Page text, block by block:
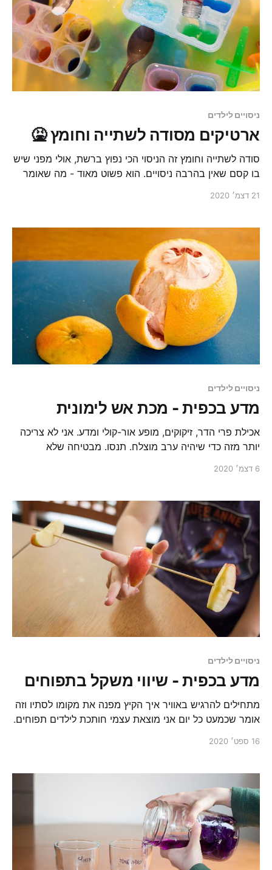
ניסויים לילדים
ארטיקים מסודה לשתייה וחומץ 🤮
סודה לשתייה וחומץ זה הניסוי הכי נפוץ ברשת, אולי מפני שיש
בו קסם שאין בהרבה ניסויים. הוא פשוט מאוד - מה שאומר
21 דצמ׳ 2020
ניסויים לילדים
מדע בכפית - מכת אש לימונית
אכילת פרי הדר, זיקוקים, מופע אור-קולי ומדע. אני לא צריכה
יותר מזה כדי שיהיה ערב מוצלח. תנסו. מבטיחה שלא
6 דצמ׳ 2020
ניסויים לילדים
מדע בכפית - שיווי משקל בתפוחים
מתחילים להרגיש באוויר איך הקיץ מפנה את מקומו לסתיו וזה
אומר שכמעט כל יום אני מוצאת עצמי חותכת לילדים תפוחים.
אפשר לשחק איתם משחקי חשבון.
16 ספט׳ 2020